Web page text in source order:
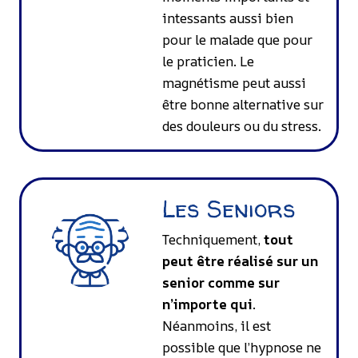
intessants aussi bien
pour le malade que pour
le praticien. Le
magnétisme peut aussi
être bonne alternative sur
des douleurs ou du stress.
Les Seniors
Techniquement,tout
peut être réalisé sur un
senior comme sur
n’importe qui.
Néanmoins, il est
possible que l’hypnose ne